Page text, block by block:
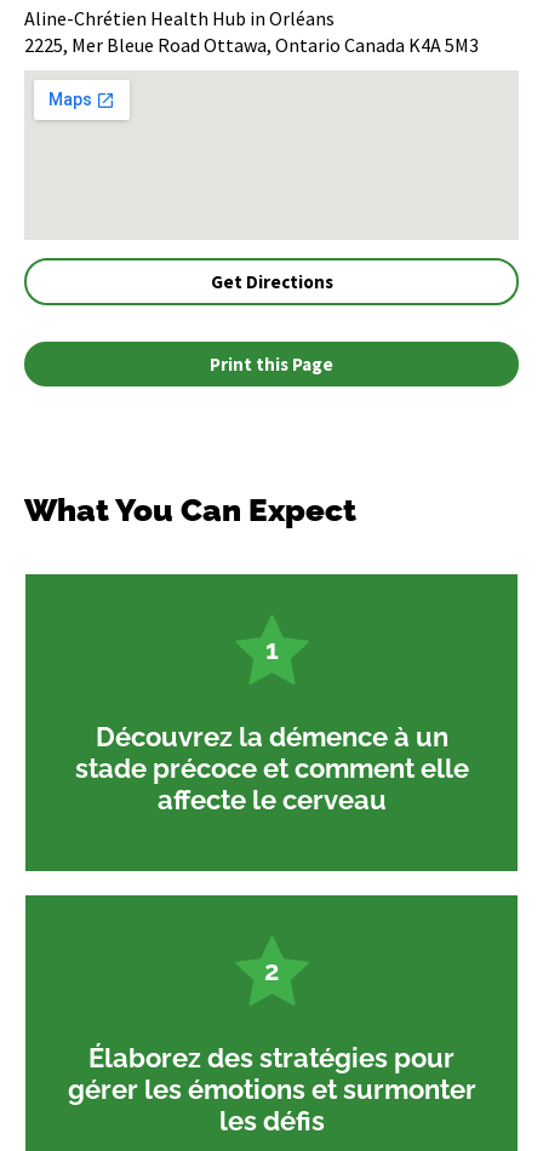
Aline-Chrétien Health Hub in Orléans
2225, Mer Bleue Road Ottawa, Ontario Canada K4A 5M3
Get Directions
Print this Page
What You Can Expect
1
Découvrez la démence à un
stade précoce et comment elle
affecte le cerveau
2
Élaborez des stratégies pour
gérer les émotions et surmonter
les défis